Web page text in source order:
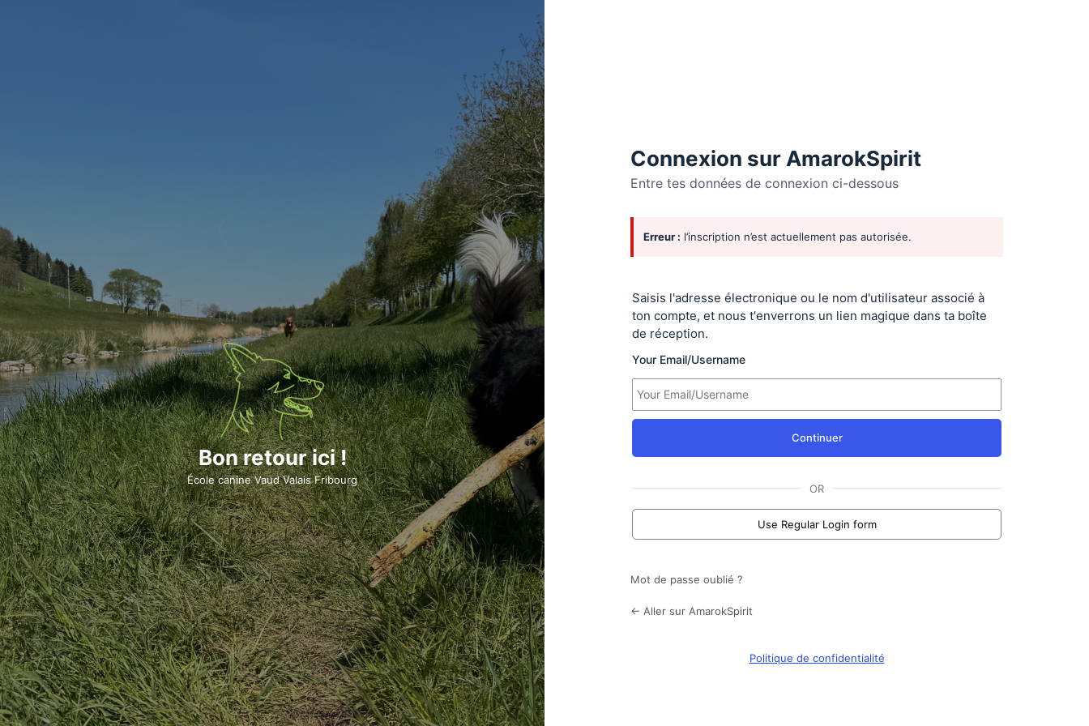
Connexion sur AmarokSpirit
Entre tes données de connexion ci-dessous
Se
connecter
Erreur : l’inscription n’est actuellement pas autorisée.
Saisis l'adresse électronique ou le nom d'utilisateur associé à
ton compte, et nous t'enverrons un lien magique dans ta boîte
de réception.
Your Email/Username
Continuer
OR
Use Regular Login form
Mot de passe oublié ?
← Aller sur AmarokSpirit
Politique de confidentialité
Bon retour ici !
École canine Vaud Valais Fribourg